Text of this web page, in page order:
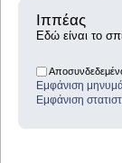
Ιππέας
Εδώ είναι το
Εμφάνιση
Εμφάνιση